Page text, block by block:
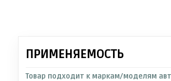
ПРИМЕНЯЕМОСТЬ
Товар подходит к маркам/моделям